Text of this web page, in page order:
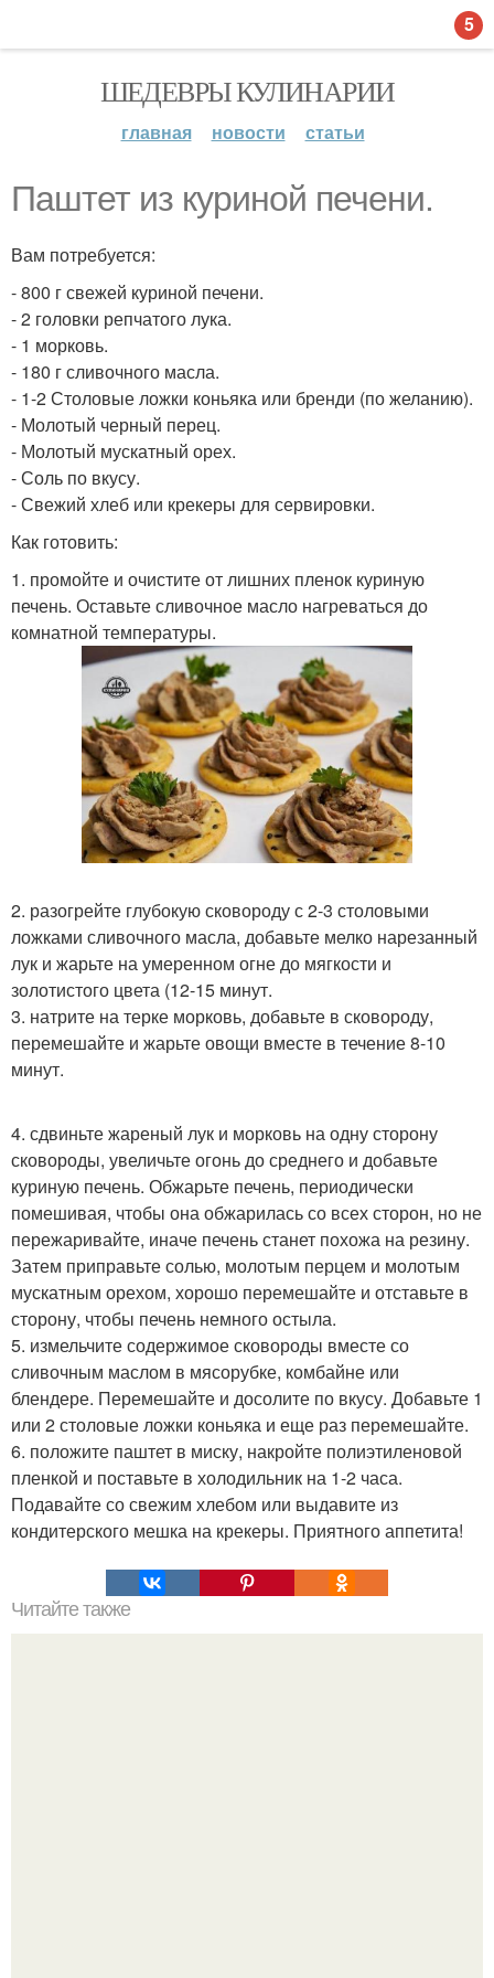
ШЕДЕВРЫ КУЛИНАРИИ
главная новости статьи
Паштет из куриной печени.
Вам потребуется:
- 800 г свежей куриной печени.
- 2 головки репчатого лука.
- 1 морковь.
- 180 г сливочного масла.
- 1-2 Столовые ложки коньяка или бренди (по желанию).
- Молотый черный перец.
- Молотый мускатный орех.
- Соль по вкусу.
- Свежий хлеб или крекеры для сервировки.
Как готовить:
1. промойте и очистите от лишних пленок куриную
печень. Оставьте сливочное масло нагреваться до
комнатной температуры.
2. разогрейте глубокую сковороду с 2-3 столовыми
ложками сливочного масла, добавьте мелко нарезанный
лук и жарьте на умеренном огне до мягкости и
золотистого цвета (12-15 минут.
3. натрите на терке морковь, добавьте в сковороду,
перемешайте и жарьте овощи вместе в течение 8-10
минут.
4. сдвиньте жареный лук и морковь на одну сторону
сковороды, увеличьте огонь до среднего и добавьте
куриную печень. Обжарьте печень, периодически
помешивая, чтобы она обжарилась со всех сторон, но не
пережаривайте, иначе печень станет похожа на резину.
Затем приправьте солью, молотым перцем и молотым
мускатным орехом, хорошо перемешайте и отставьте в
сторону, чтобы печень немного остыла.
5. измельчите содержимое сковороды вместе со
сливочным маслом в мясорубке, комбайне или
блендере. Перемешайте и досолите по вкусу. Добавьте 1
или 2 столовые ложки коньяка и еще раз перемешайте.
6. положите паштет в миску, накройте полиэтиленовой
пленкой и поставьте в холодильник на 1-2 часа.
Подавайте со свежим хлебом или выдавите из
кондитерского мешка на крекеры. Приятного аппетита!
Читайте также
5